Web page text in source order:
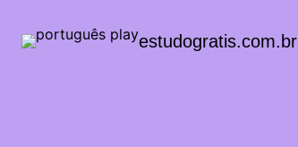
estudogratis.com.br